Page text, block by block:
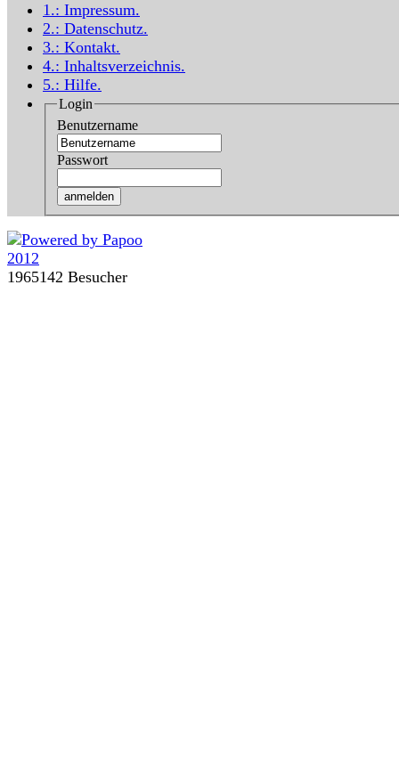
1.: Impressum.
2.: Datenschutz.
3.: Kontakt.
4.: Inhaltsverzeichnis.
5.: Hilfe.
Login
Benutzername
Passwort
1965142 Besucher